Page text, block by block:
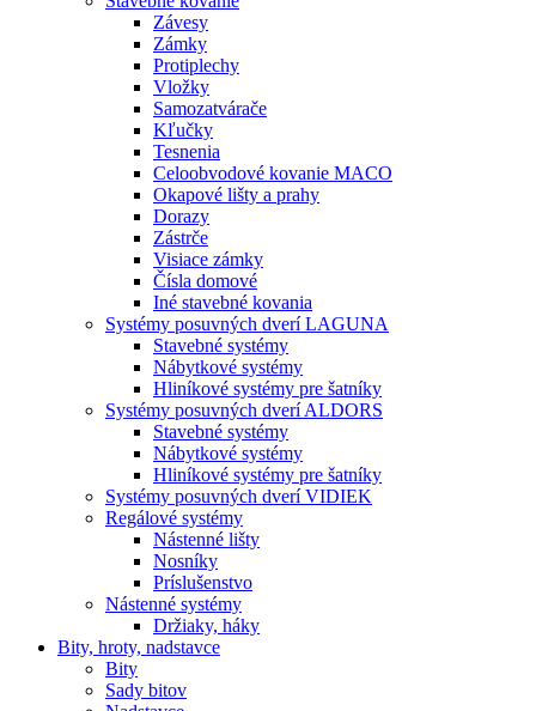
Závesy
Zámky
Protiplechy
Vložky
Samozatvárače
Kľučky
Tesnenia
Celoobvodové kovanie MACO
Okapové lišty a prahy
Dorazy
Zástrče
Visiace zámky
Čísla domové
Iné stavebné kovania
Systémy posuvných dverí LAGUNA
Stavebné systémy
Nábytkové systémy
Hliníkové systémy pre šatníky
Systémy posuvných dverí ALDORS
Stavebné systémy
Nábytkové systémy
Hliníkové systémy pre šatníky
Systémy posuvných dverí VIDIEK
Regálové systémy
Nástenné lišty
Nosníky
Príslušenstvo
Nástenné systémy
Držiaky, háky
Bity, hroty, nadstavce
Bity
Sady bitov